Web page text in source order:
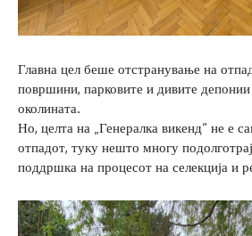
Главна цел беше отстранување на
површини, парковите и дивите
околината.
Но, целта на „Генералка викенд“ не е
отпадот, туку нешто многу
поддршка на процесот на селекција и